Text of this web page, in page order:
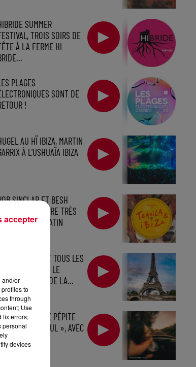
SUMMER
TROIS SOIRS DE
À LA FERME HI
PLAGES
SONT DE
!
AU HÏ IBIZA, MARTIN
À L'USHUAÏA IBIZA
SINCLAR ET BESH
SORTENT UN TITRE TRÈS
TRÈS LATIN
AGORIA INVESTIT TOUS LES
JEUDIS DE L'ÉTÉ LE
ÉTAGE DE LA...
SIGNE UNE PÉPITE
« CAREFUL », AVEC
BIZU
and/or
to
through
Use
fix errors;
personal
devices
accepter